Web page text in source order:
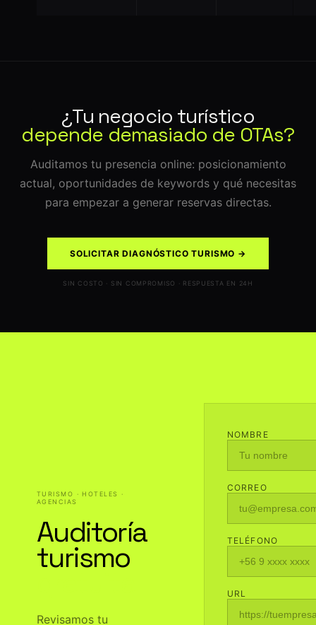
¿Tu negocio turístico
depende demasiado de OTAs?
Auditamos tu presencia online: posicionamiento
actual, oportunidades de keywords y qué necesitas
para empezar a generar reservas directas.
SOLICITAR DIAGNÓSTICO TURISMO →
SIN COSTO · SIN COMPROMISO · RESPUESTA EN 24H
TURISMO · HOTELES ·
AGENCIAS
Auditoría
turismo
Revisamos tu
NOMBRE
CORREO
TELÉFONO
URL